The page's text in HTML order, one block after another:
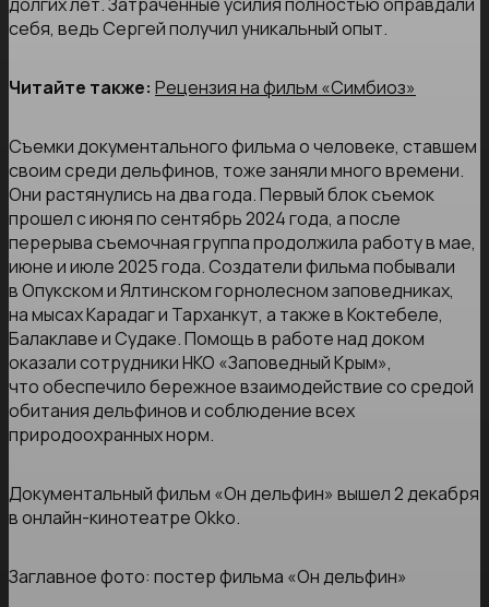
долгих лет. Затраченные усилия полностью оправдали
себя, ведь Сергей получил уникальный опыт.
Читайте также: Рецензия на фильм «Симбиоз»
Съемки документального фильма о человеке, ставшем
своим среди дельфинов, тоже заняли много времени.
Они растянулись на два года. Первый блок съемок
прошел с июня по сентябрь 2024 года, а после
перерыва съемочная группа продолжила работу в мае,
июне и июле 2025 года. Создатели фильма побывали
в Опукском и Ялтинском горнолесном заповедниках,
на мысах Карадаг и Тарханкут, а также в Коктебеле,
Балаклаве и Судаке. Помощь в работе над доком
оказали сотрудники НКО «Заповедный Крым»,
что обеспечило бережное взаимодействие со средой
обитания дельфинов и соблюдение всех
природоохранных норм.
Документальный фильм «Он дельфин» вышел 2 декабря
в онлайн-кинотеатре Okko.
Заглавное фото: постер фильма «Он дельфин»